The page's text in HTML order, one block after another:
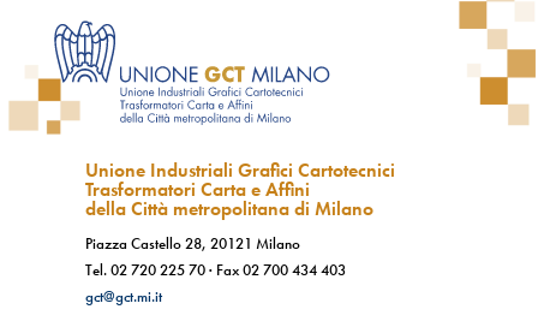
Unione Industriali Grafici Cartotecnici
Trasformatori Carta e Affini
della Città metropolitana di Milano
Piazza Castello 28, 20121 Milano
Tel.02 720 225 70· Fax02 700 434 403
gct@gct.mi.it